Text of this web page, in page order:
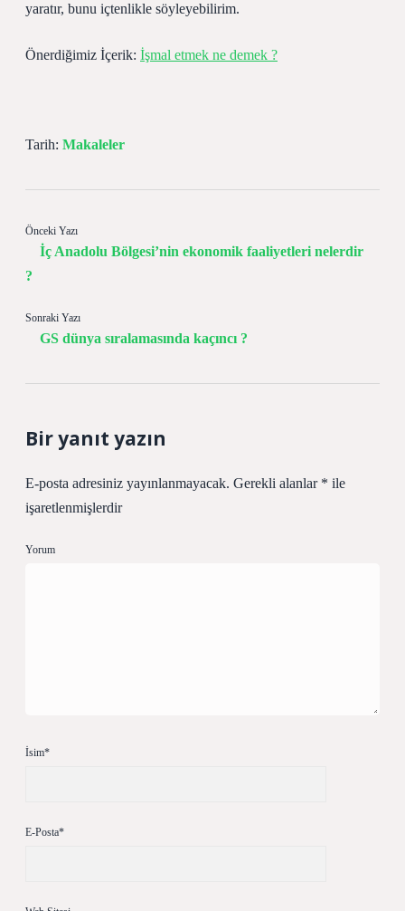
yaratır, bunu içtenlikle söyleyebilirim.
Önerdiğimiz İçerik: İşmal etmek ne demek ?
Tarih: Makaleler
Önceki Yazı
İç Anadolu Bölgesi’nin ekonomik faaliyetleri nelerdir
?
Sonraki Yazı
GS dünya sıralamasında kaçıncı ?
Bir yanıt yazın
E-posta adresiniz yayınlanmayacak. Gerekli alanlar * ile
işaretlenmişlerdir
Yorum
İsim*
E-Posta*